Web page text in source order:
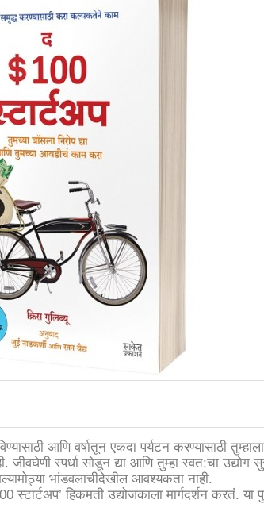
आणि वर्षातून एकदा पर्यटन करण्यासाठी
स्पर्धा सोडून द्या आणि तुम्हा स्वत:चा उद्योग
भांडवलाचीदेखील आवश्यकता नाही.
स्टार्टअप’ हिकमती उद्योजकाला मार्गदर्शन करतं. या